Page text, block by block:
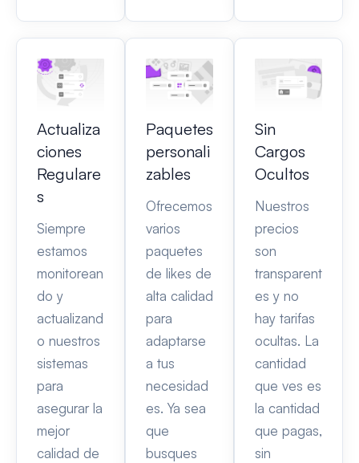
Actualiza
ciones
Regulare
s
Siempre
estamos
monitorean
do y
actualizand
o nuestros
sistemas
para
asegurar la
mejor
calidad de
Paquetes
personali
zables
Ofrecemos
varios
paquetes
de likes de
alta calidad
para
adaptarse
a tus
necesidad
es. Ya sea
que
busques
Sin
Cargos
Ocultos
Nuestros
precios
son
transparent
es y no
hay tarifas
ocultas. La
cantidad
que ves es
la cantidad
que pagas,
sin